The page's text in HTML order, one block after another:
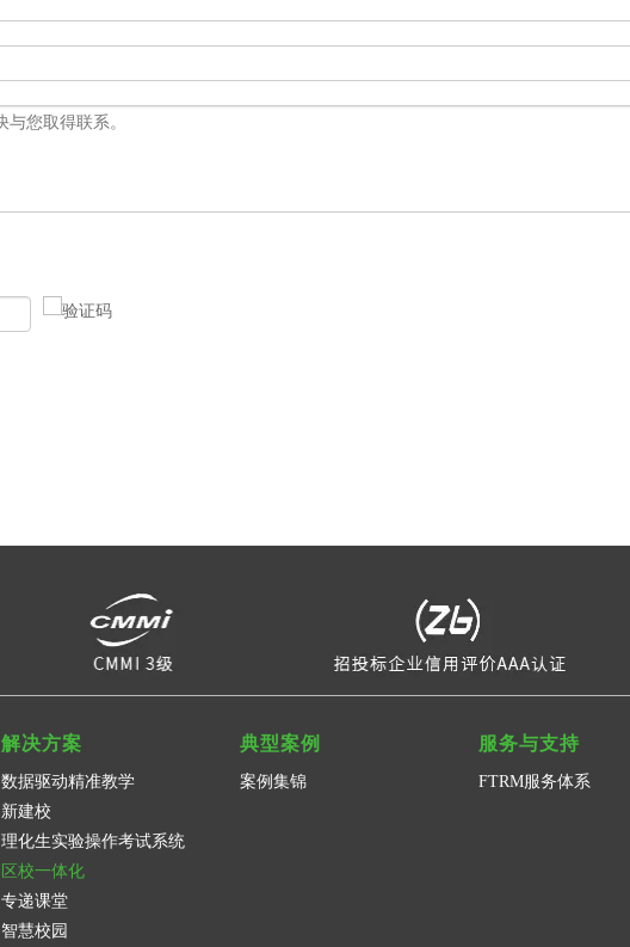
解决方案
数据驱动精准教学
新建校
理化生实验操作考试系统
区校一体化
专递课堂
智慧校园
典型案例
案例集锦
服务与支持
FTRM服务体系